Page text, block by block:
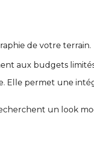
de votre terrain.
aux budgets
Elle permet une
un look